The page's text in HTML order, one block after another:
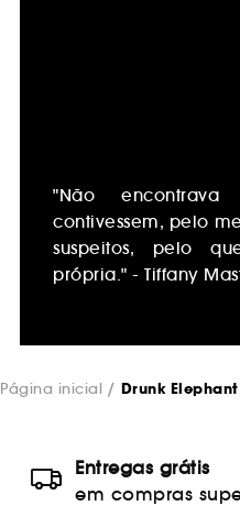
"Não
contivessem, pelo
suspeitos, pelo
própria." - Tiffany
Página inicial Drunk Elephant
Entregas grátis
em compras